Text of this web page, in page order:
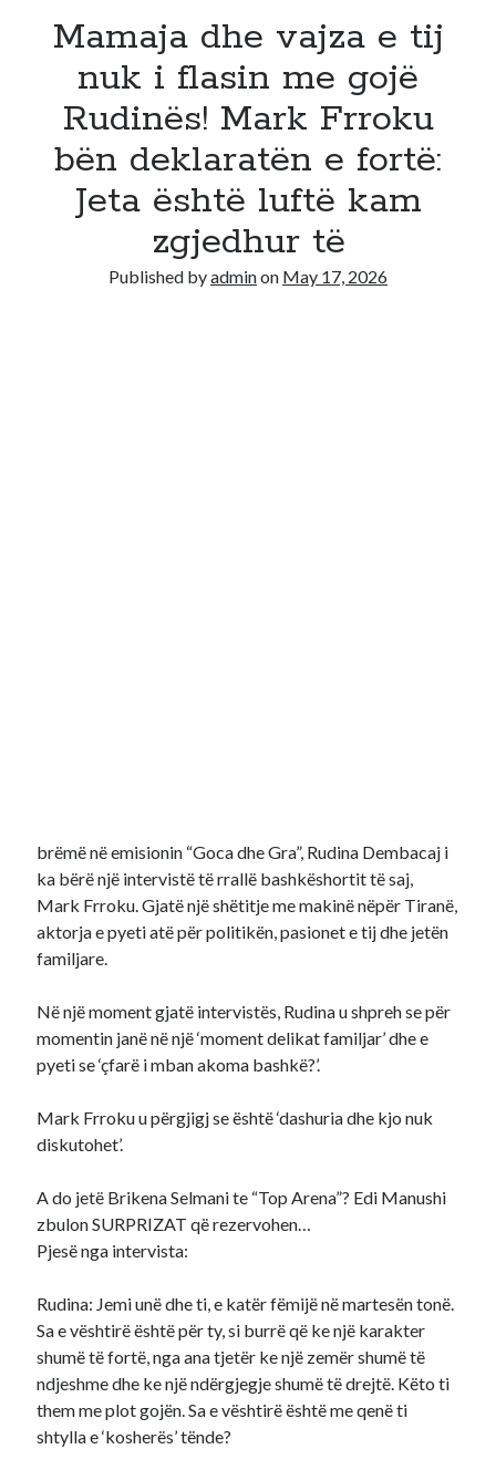
Mamaja dhe vajza e tij
nuk i flasin me gojë
Rudinës! Mark Frroku
bën deklaratën e fortë:
Jeta është luftë kam
zgjedhur të
Published byadminon May 17, 2026
brëmë në emisionin “Goca dhe Gra”, Rudina Dembacaj i
ka bërë një intervistë të rrallë bashkëshortit të saj,
Mark Frroku. Gjatë një shëtitje me makinë nëpër Tiranë,
aktorja e pyeti atë për politikën, pasionet e tij dhe jetën
familjare.
Në një moment gjatë intervistës, Rudina u shpreh se për
momentin janë në një ‘moment delikat familjar’ dhe e
pyeti se ‘çfarë i mban akoma bashkë?’.
Mark Frroku u përgjigj se është ‘dashuria dhe kjo nuk
diskutohet’.
A do jetë Brikena Selmani te “Top Arena”? Edi Manushi
zbulon SURPRIZAT që rezervohen…
Pjesë nga intervista:
Rudina: Jemi unë dhe ti, e katër fëmijë në martesën tonë.
Sa e vështirë është për ty, si burrë që ke një karakter
shumë të fortë, nga ana tjetër ke një zemër shumë të
ndjeshme dhe ke një ndërgjegje shumë të drejtë. Këto ti
them me plot gojën. Sa e vështirë është me qenë ti
shtylla e ‘kosherës’ tënde?